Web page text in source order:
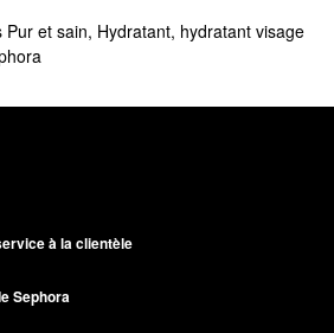
Pur et sain, Hydratant, hydratant visage
à la clientèle
Sephora